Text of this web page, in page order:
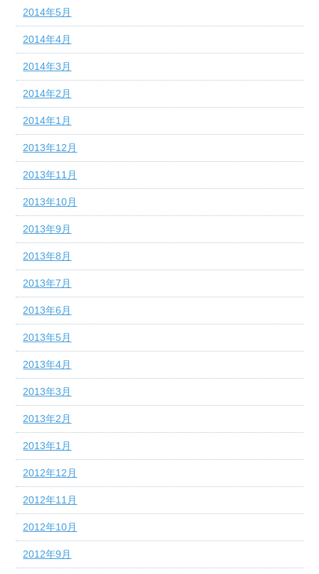
2014年5月
2014年4月
2014年3月
2014年2月
2014年1月
2013年12月
2013年11月
2013年10月
2013年9月
2013年8月
2013年7月
2013年6月
2013年5月
2013年4月
2013年3月
2013年2月
2013年1月
2012年12月
2012年11月
2012年10月
2012年9月